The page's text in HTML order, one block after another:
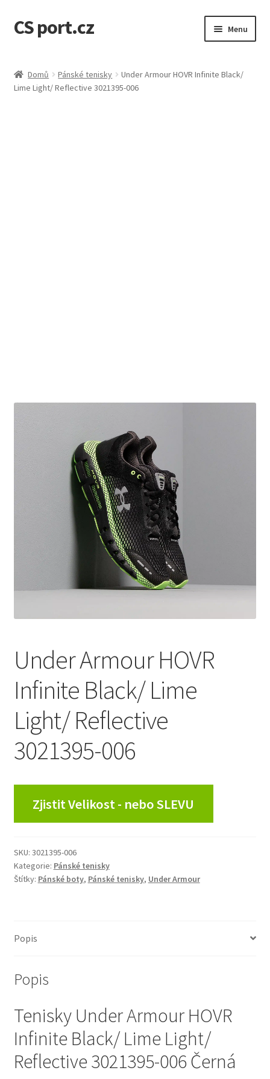
Přeskočit
na
Přejít
k
webu
CS port.cz Menu
Doprava a doba dodání
Domů Pánské tenisky
Under Armour HOVR Infinite Black/
Lime Light/ Reflective 3021395-006
Under Armour HOVR
Infinite Black/ Lime
Light/ Reflective
3021395-006
Zjistit Velikost - nebo SLEVU
SKU: 3021395-006
Kategorie: Pánské tenisky
Štítky: Pánské boty, Pánské tenisky, Under Armour
Popis
Popis
Tenisky Under Armour HOVR
Infinite Black/ Lime Light/
Reflective 3021395-006 Černá